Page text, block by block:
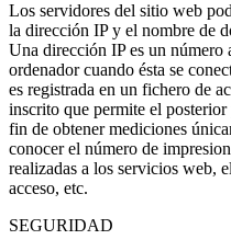
Los servidores del sitio web
la dirección IP y el nombre de
Una dirección IP es un número
ordenador cuando ésta se
es registrada en un fichero de
inscrito que permite el
fin de obtener mediciones
conocer el número de
realizadas a los servicios web,
acceso, etc.
SEGURIDAD